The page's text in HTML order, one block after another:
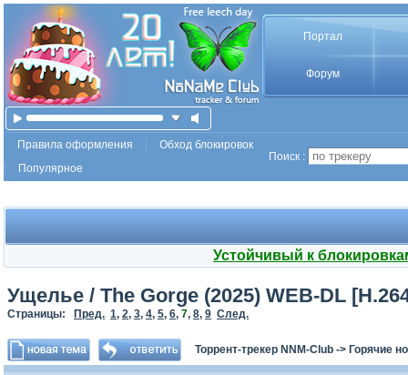
Портал
Форум
Правила оформления
Обход блокировок
Популярное
Поиск :
Устойчивый к
Ущелье / The Gorge (2025) WEB-DL
Страницы: Пред. 1, 2, 3, 4, 5, 6, 7, 8, 9 След.
Торрент-трекер NNM-Club -> Горячие